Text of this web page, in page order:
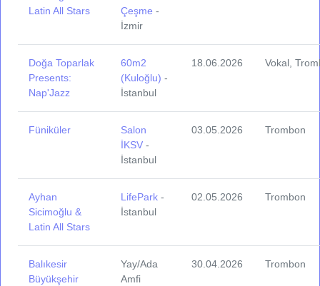
Latin All Stars
Çeşme -
İzmir
Doğa Toparlak
Presents:
Nap'Jazz
60m2
(Kuloğlu) -
İstanbul
18.06.2026 Vokal,
Füniküler
Salon
İKSV -
İstanbul
03.05.2026 Trombon
Ayhan
Sicimoğlu &
Latin All Stars
LifePark -
İstanbul
02.05.2026 Trombon
Balıkesir
Büyükşehir
Yay/Ada
Amfi
30.04.2026 Trombon